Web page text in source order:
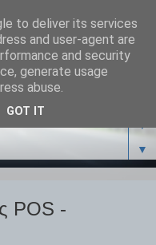
▼
▼
POS -
to deliver its services
and user-agent are
and security
generate usage
abuse.
GOT IT